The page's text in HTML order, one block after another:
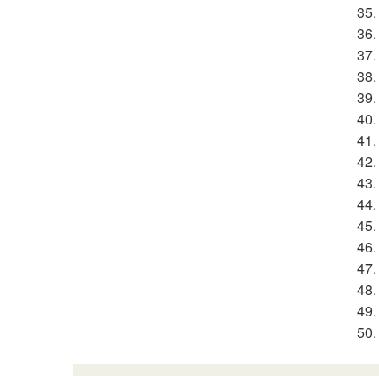
35.
36.
37.
38.
39.
40.
41.
42.
43.
44.
45.
46.
47.
48.
49.
50.